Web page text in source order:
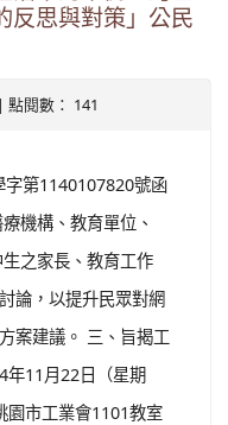
反思與對策」公民
點閱數： 141
第1140107820號函
機構、教育單位、
之家長、教育工作
論，以提升民眾對網
案建議。 三、旨揭工
年11月22日（星期
園市工業會1101教室